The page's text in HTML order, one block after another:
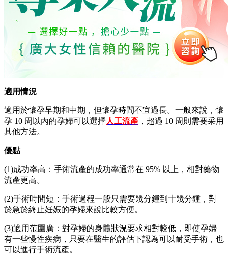
適用情況
適用於懷孕早期和中期，但懷孕時間不宜過長。一般來說，懷
孕 10 周以內的孕婦可以選擇人工流產 ，超過 10 周則需要采用
其他方法。
優點
(1)成功率高：手術流產的成功率通常在 95% 以上，相對藥物
流產更高。
(2)手術時間短：手術過程一般只需要幾分鍾到十幾分鍾，對
於急於終止妊娠的孕婦來說比較方便。
(3)適用范圍廣：對孕婦的身體狀況要求相對較低，即使孕婦
有一些慢性疾病，只要在醫生的評估下認為可以耐受手術，也
可以進行手術流產。